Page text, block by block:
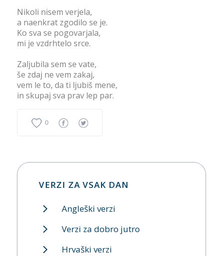
Nikoli nisem verjela,
a naenkrat zgodilo se je.
Ko sva se pogovarjala,
mi je vzdrhtelo srce.
Zaljubila sem se vate,
še zdaj ne vem zakaj,
vem le to, da ti ljubiš mene,
in skupaj sva prav lep par.
0
VERZI ZA VSAK DAN
Angleški verzi
Verzi za dobro jutro
Hrvaški verzi